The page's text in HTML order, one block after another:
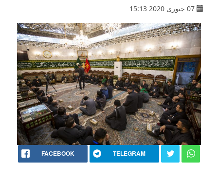
07 جنوری 2020 15:13
FACEBOOK TELEGRAM